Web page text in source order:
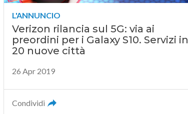
L'ANNUNCIO
Verizon rilancia sul 5G: via ai
preordini per i Galaxy S10. Servizi in
20 nuove città
26 Apr 2019
Condividi